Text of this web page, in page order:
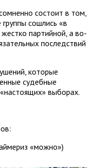
состоит в том,
сошлись «в
партийной, а во-
последствий
которые
судебные
выборах.
«можно»)